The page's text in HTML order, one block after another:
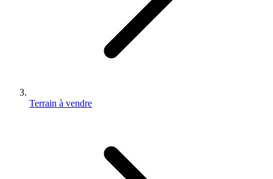
Terrain à vendre